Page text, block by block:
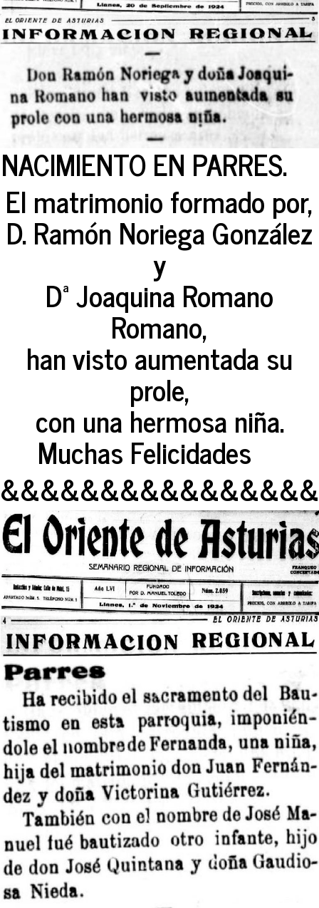
NACIMIENTO EN PARRES.
El matrimonio formado por,
D. Ramón Noriega González
y
Dª Joaquina Romano
Romano,
han visto aumentada su
prole,
con una hermosa niña.
Muchas Felicidades